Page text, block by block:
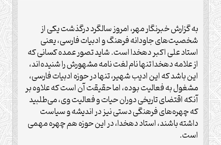
به گزارش خبرنگار مهر، امروز سالگرد درگذشت یکی از
شخصیت‌های جاودانه فرهنگ و ادبیات فارسی، یعنی
استاد علی اکبر دهخدا است. شاید تصور عمده کسانی که
از علامه دهخدا تنها نام لغت نامه مشهورش را شنیده‌اند،
این باشد که این ادیب شهیر، تنها در حوزه ادبیات فارسی،
مشغول به فعالیت بوده، اما حقیقت آن است که علاوه بر
آنکه اقتضای تاریخی دوران حیات و فعالیت وی، می‌طلبید
که چهره‌های فرهنگی دستی نیز در اندیشه و سیاست
داشته باشند، استاد دهخدا، در این حوزه هم چهره مهمی
است.